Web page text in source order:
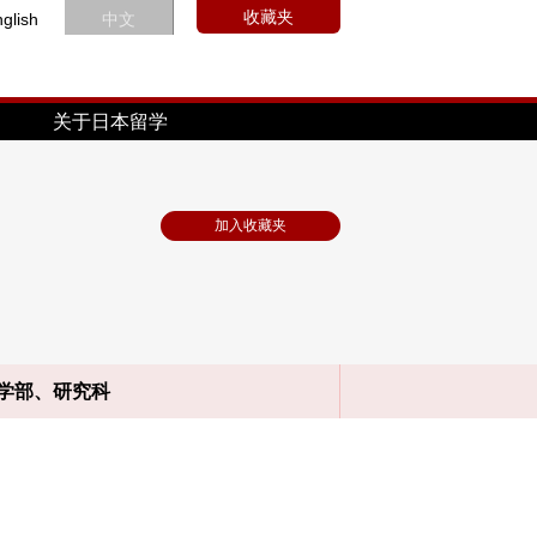
中文 收藏夹
关于日本留学
加入收藏夹
部、研究科